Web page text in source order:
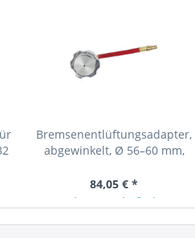
Bremsenentlüftungsadapter,
abgewinkelt, Ø 56–60 mm,
84,05 € *
Ab Lager lieferbar